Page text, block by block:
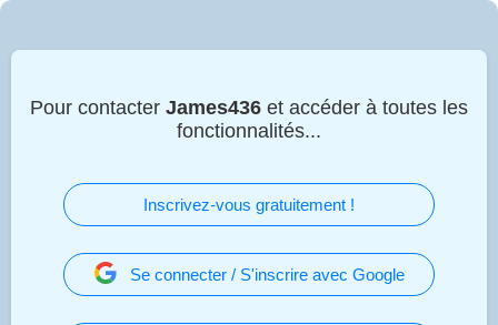
Pour contacter James436 et accéder à toutes les
fonctionnalités...
Inscrivez-vous gratuitement !
Se connecter / S'inscrire avec Google